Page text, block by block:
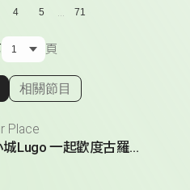
4 5 ... 71
頁
顯示相關單集
相關節目
Place
穿越西班牙小城Lugo 一起歡度古羅馬節慶